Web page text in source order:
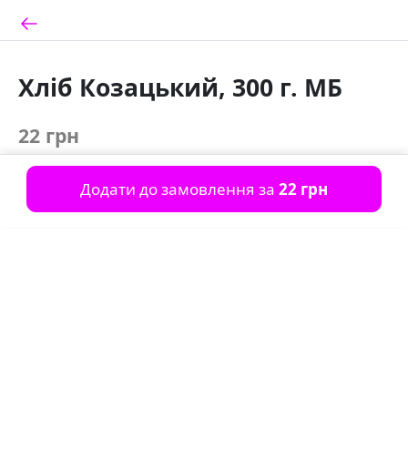
Хліб Козацький, 300 г. МБ
22 грн
Додати до замовлення за 22 грн